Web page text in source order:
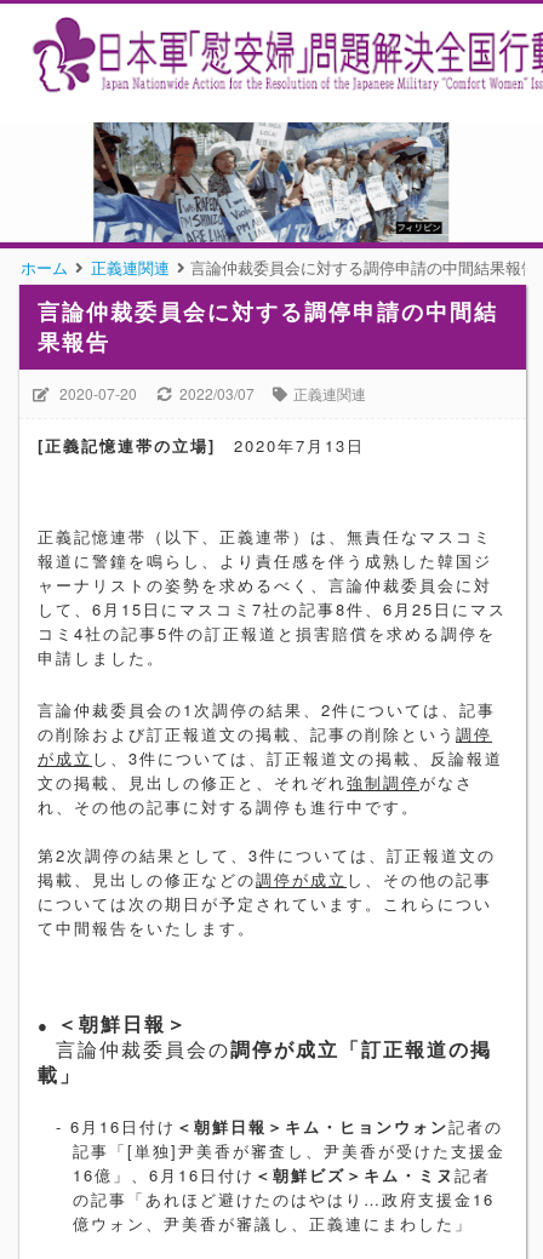
ホーム 正義連関連 言論仲裁委員会に対する調停申請の中間結果報告
言論仲裁委員会に対する調停申請の中間結
果報告
2020-07-20 2022/03/07 正義連関連
[正義記憶連帯の立場] 2020年7 月 13 日
正義記憶連帯（以下、正義連帯）は、無責任なマスコミ
報道に警鐘を鳴らし、より責任感を伴う成熟した韓国ジ
ャーナリストの姿勢を求めるべく、言論仲裁委員会に対
して、 6 月 15 日にマスコミ 7社の記事8件、 6 月 25 日にマス
コミ 4社の記事5件の訂正報道と損害賠償を求める調停を
申請しました。
言論仲裁委員会の1 次調停の結果、 2件については、記事
の削除および訂正報道文の掲載、記事の削除という 調停
が成立 し、 3件については、訂正報道文の掲載、反論報道
文の掲載、見出しの修正と、それぞれ強制調停がなさ
れ、その他の記事に対する調停も進行中です。
第2次調停の結果として、 3件については、訂正報道文の
掲載、見出しの修正などの調停が成立 し、その他の記事
については次の期日が予定されています。これらについ
て中間報告をいたします。
●
＜朝鮮日報＞
言論仲裁委員会の調停が成立「訂正報道の掲
載」
- 6 月 16 日付け ＜朝鮮日報＞キム・ヒョンウォン記者の
記事「[単独]尹美香が審査し、尹美香が受けた支援金
16億」、6 月 16 日付け ＜朝鮮ビズ＞キム・ミヌ記者
の記事「あれほど避けたのはやはり…政府支援金16
億ウォン、尹美香が審議し、正義連にまわした」